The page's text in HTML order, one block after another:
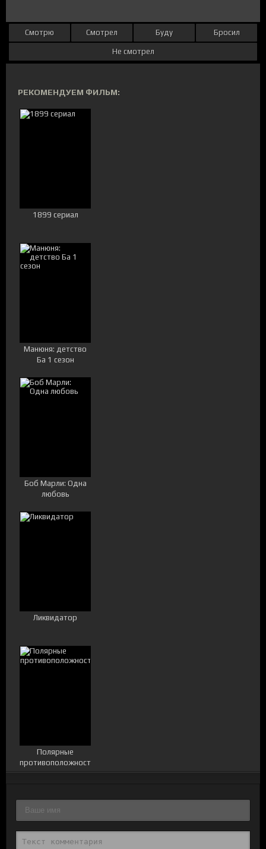
Смотрю Смотрел Буду Бросил
Не смотрел
РЕКОМЕНДУЕМ ФИЛЬМ:
1899 сериал
Манюня: детство
Ба 1 сезон
Боб Марли: Одна
любовь
Ликвидатор
Полярные
противоположности